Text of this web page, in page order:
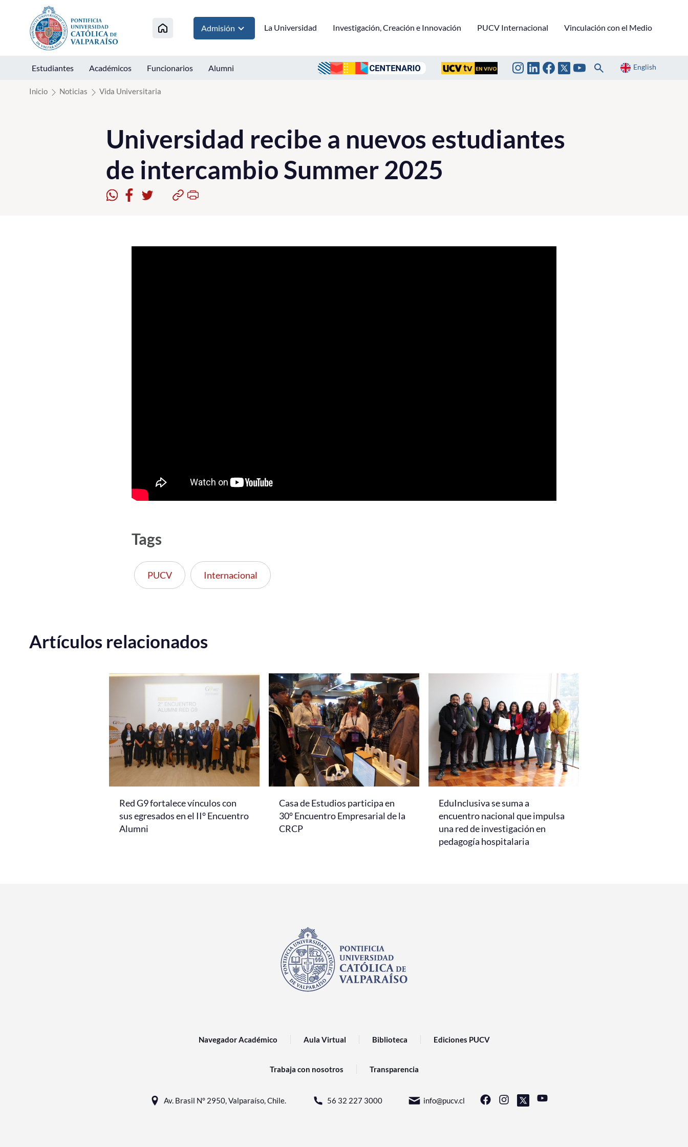
Click acá para ir directamente al contenido
Admisión La Universidad Investigación, Creación e Innovación PUCV Internacional Vinculación con el Medio
Estudiantes Académicos Funcionarios Alumni English
Inicio Noticias Vida Universitaria
Universidad recibe a nuevos estudiantes
de intercambio Summer 2025
Tags
PUCV Internacional
Artículos relacionados
Red G9 fortalece vínculos con
sus egresados en el II° Encuentro
Alumni
Casa de Estudios participa en
30° Encuentro Empresarial de la
CRCP
EduInclusiva se suma a
encuentro nacional que impulsa
una red de investigación en
pedagogía hospitalaria
Navegador Académico Aula Virtual Biblioteca Ediciones PUCV
Trabaja con nosotros Transparencia
Av. Brasil N° 2950, Valparaíso, Chile. 56 32 227 3000 info@pucv.cl